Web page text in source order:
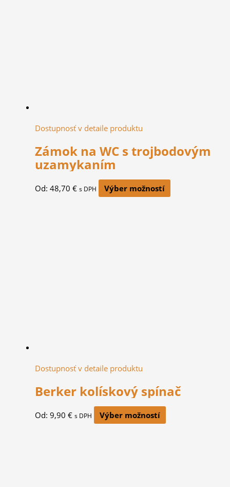
Dostupnosť v detaile produktu
Zámok na WC s trojbodovým
uzamykaním
Od: 48,70 € s DPH Výber možností
Dostupnosť v detaile produktu
Berker kolískový spínač
Od: 9,90 € s DPH Výber možností